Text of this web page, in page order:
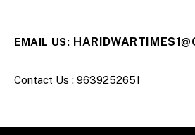
EMAIL US:
Contact Us : 9639252651